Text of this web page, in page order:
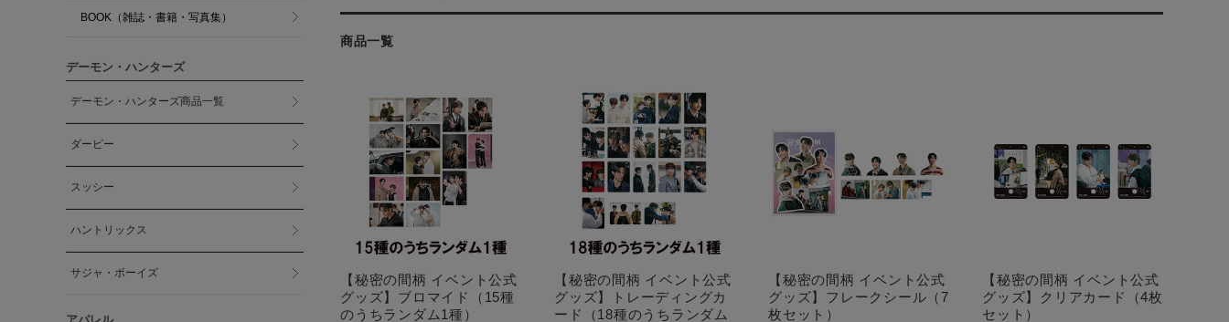
商品一覧
【秘密の間柄 イベント公式
グッズ】ブロマイド（15種
のうちランダム1種）
【秘密の間柄 イベント公式
グッズ】トレーディングカ
ード（18種のうちランダム
【秘密の間柄 イベント公式
グッズ】フレークシール（7
枚セット）
【秘密の間柄 イベント公式
グッズ】クリアカード（4枚
セット）
BOOK（雑誌・書籍・写真集）
デーモン・ハンターズ
デーモン・ハンターズ商品一覧
ダーピー
スッシー
ハントリックス
サジャ・ボーイズ